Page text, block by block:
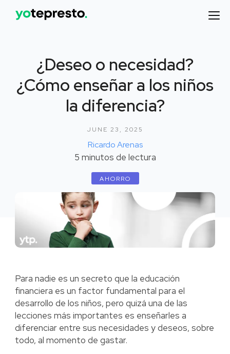
¿Deseo o necesidad?
¿Cómo enseñar a los niños
la diferencia?
JUNE 23, 2025
Ricardo Arenas
5 minutos de lectura
AHORRO
Para nadie es un secreto que la educación
financiera es un factor fundamental para el
desarrollo de los niños, pero quizá una de las
lecciones más importantes es enseñarles a
diferenciar entre sus necesidades y deseos, sobre
todo, al momento de gastar.